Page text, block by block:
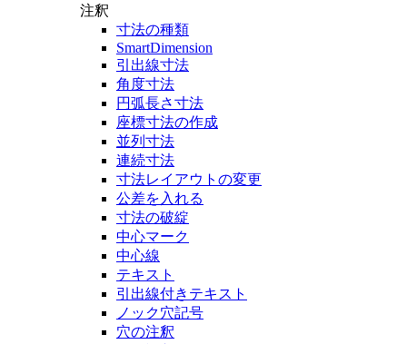
注釈
寸法の種類
SmartDimension
引出線寸法
角度寸法
円弧長さ寸法
座標寸法の作成
並列寸法
連続寸法
寸法レイアウトの変更
公差を入れる
寸法の破綻
中心マーク
中心線
テキスト
引出線付きテキスト
ノック穴記号
穴の注釈